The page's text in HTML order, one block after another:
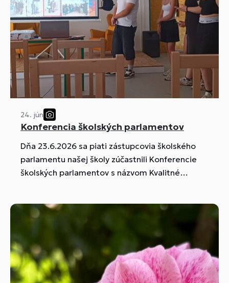
24. jún
Konferencia školských parlamentov
Dňa 23.6.2026 sa piati zástupcovia školského
parlamentu našej školy zúčastnili Konferencie
školských parlamentov s názvom Kvalitné